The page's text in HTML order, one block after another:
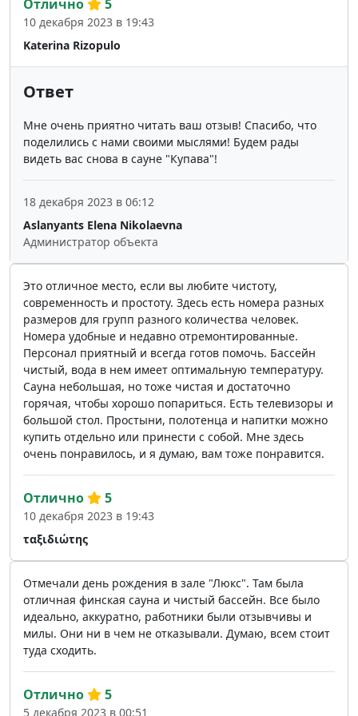
Katerina Rizopulo
Отлично 5
10 декабря 2023 в 19:43
Ответ
Мне очень приятно читать ваш отзыв! Спасибо, что
поделились с нами своими мыслями! Будем рады
видеть вас снова в сауне "Купава"!
Aslanyants Elena Nikolaevna
Администратор объекта
18 декабря 2023 в 06:12
Это отличное место, если вы любите чистоту,
современность и простоту. Здесь есть номера разных
размеров для групп разного количества человек.
Номера удобные и недавно отремонтированные.
Персонал приятный и всегда готов помочь. Бассейн
чистый, вода в нем имеет оптимальную температуру.
Сауна небольшая, но тоже чистая и достаточно
горячая, чтобы хорошо попариться. Есть телевизоры и
большой стол. Простыни, полотенца и напитки можно
купить отдельно или принести с собой. Мне здесь
очень понравилось, и я думаю, вам тоже понравится.
ταξιδιώτης
Отлично 5
10 декабря 2023 в 19:43
Отмечали день рождения в зале "Люкс". Там была
отличная финская сауна и чистый бассейн. Все было
идеально, аккуратно, работники были отзывчивы и
милы. Они ни в чем не отказывали. Думаю, всем стоит
туда сходить.
Отлично 5
5 декабря 2023 в 00:51